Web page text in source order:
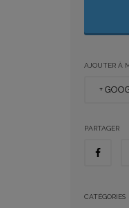
AJOUTER À
+
PARTAGER
CATÉGORIES